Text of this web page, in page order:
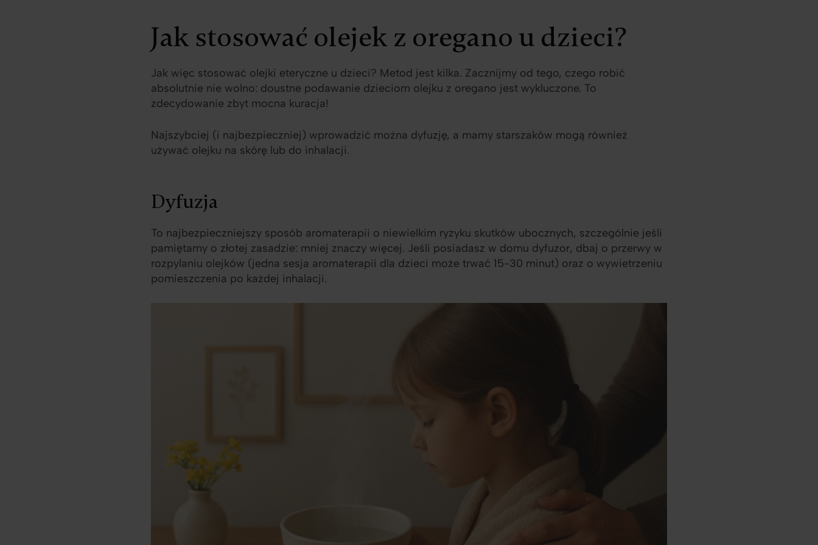
Jak stosować olejek z oregano u dzieci?
Jak więc stosować olejki eteryczne u dzieci? Metod jest kilka. Zacznijmy od tego, czego robić
absolutnie nie wolno: doustne podawanie dzieciom olejku z oregano jest wykluczone. To
zdecydowanie zbyt mocna kuracja!
Najszybciej (i najbezpieczniej) wprowadzić można dyfuzję, a mamy starszaków mogą również
używać olejku na skórę lub do inhalacji.
Dyfuzja
To najbezpieczniejszy sposób aromaterapii o niewielkim ryzyku skutków ubocznych, szczególnie jeśli
pamiętamy o złotej zasadzie: mniej znaczy więcej. Jeśli posiadasz w domu dyfuzor, dbaj o przerwy w
rozpylaniu olejków (jedna sesja aromaterapii dla dzieci może trwać 15-30 minut) oraz o wywietrzeniu
pomieszczenia po każdej inhalacji.